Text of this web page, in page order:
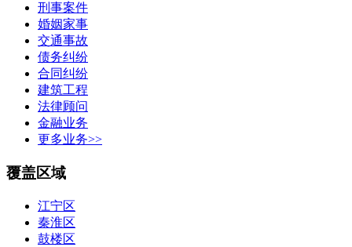
刑事案件
婚姻家事
交通事故
债务纠纷
合同纠纷
建筑工程
法律顾问
金融业务
更多业务>>
覆盖区域
江宁区
秦淮区
鼓楼区